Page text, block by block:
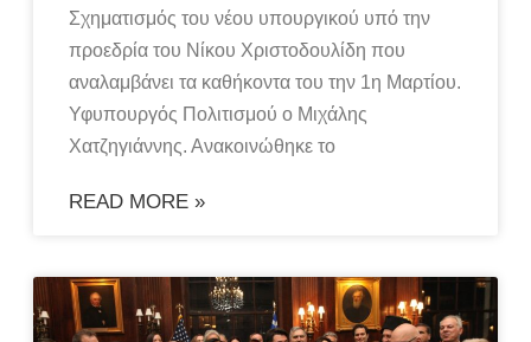
Σχηματισμός του νέου υπουργικού υπό την
προεδρία του Νίκου Χριστοδουλίδη που
αναλαμβάνει τα καθήκοντα του την 1η Μαρτίου.
Υφυπουργός Πολιτισμού ο Μιχάλης
Χατζηγιάννης. Ανακοινώθηκε το
READ MORE »